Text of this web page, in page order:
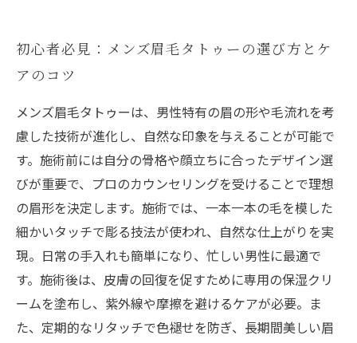
初心者必見：メンズ眉毛タトゥーの選び方とケ
アのコツ
メンズ眉毛タトゥーは、男性特有の眉の形や毛流れを考
慮した技術が進化し、自然な印象を与えることが可能で
す。施術前には自分の骨格や顔立ちに合ったデザイン選
びが重要で、プロのカウンセリングを受けることで理想
の眉形を決定します。施術では、一本一本の毛を模した
細かいタッチで彫る技法が使われ、自然な仕上がりを実
現。日常の手入れも簡単になり、忙しい男性に最適で
す。施術後は、皮膚の回復を促すために専用の保湿クリ
ームを塗布し、紫外線や摩擦を避けるケアが必要。ま
た、定期的なリタッチで色褪せを防ぎ、長期間美しい眉